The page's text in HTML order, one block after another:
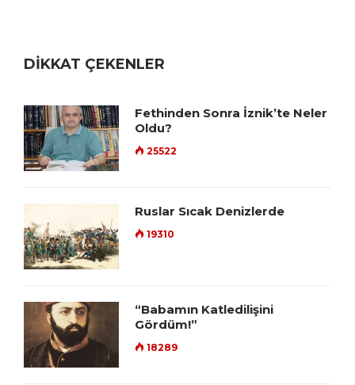
DİKKAT ÇEKENLER
Fethinden Sonra İznik’te Neler
Oldu?
25522
Ruslar Sıcak Denizlerde
19310
“Babamın Katledilişini
Gördüm!”
18289